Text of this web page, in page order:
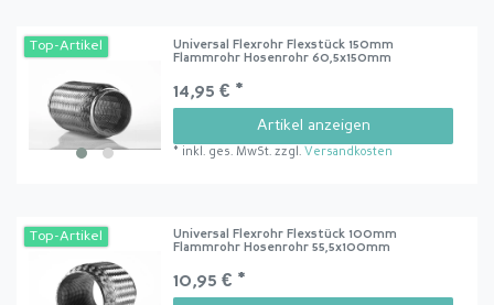
Top-Artikel
Universal Flexrohr Flexstück 150mm
Flammrohr Hosenrohr 60,5x150mm
14,95 € *
Artikel anzeigen
* inkl. ges. MwSt. zzgl. Versandkosten
Top-Artikel
Universal Flexrohr Flexstück 100mm
Flammrohr Hosenrohr 55,5x100mm
10,95 € *